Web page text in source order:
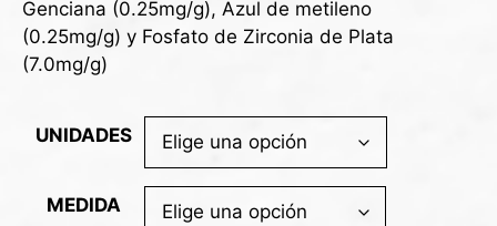
Genciana (0.25mg/g), Azul de metileno
(0.25mg/g) y Fosfato de Zirconia de Plata
(7.0mg/g)
UNIDADES
MEDIDA